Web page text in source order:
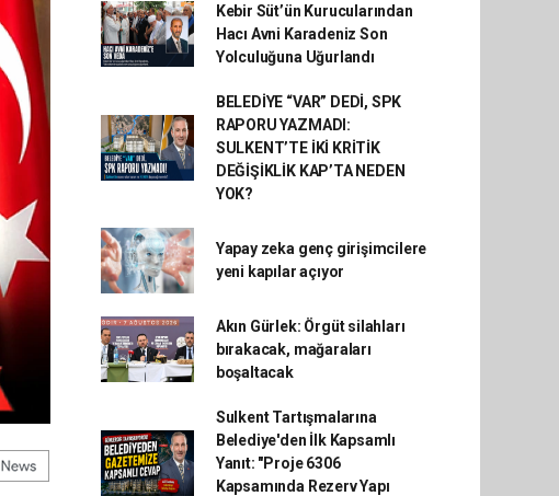
Kebir Süt’ün Kurucularından
Hacı Avni Karadeniz Son
Yolculuğuna Uğurlandı
BELEDİYE “VAR” DEDİ, SPK
RAPORU YAZMADI:
SULKENT’TE İKİ KRİTİK
DEĞİŞİKLİK KAP’TA NEDEN
YOK?
Yapay zeka genç girişimcilere
yeni kapılar açıyor
Akın Gürlek: Örgüt silahları
bırakacak, mağaraları
boşaltacak
Sulkent Tartışmalarına
Belediye'den İlk Kapsamlı
Yanıt: "Proje 6306
Kapsamında Rezerv Yapı